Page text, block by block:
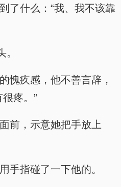
了什么：“我、我不该靠
。
愧疚感，他不善言辞，
疼。”
前，示意她把手放上
手指碰了一下他的。